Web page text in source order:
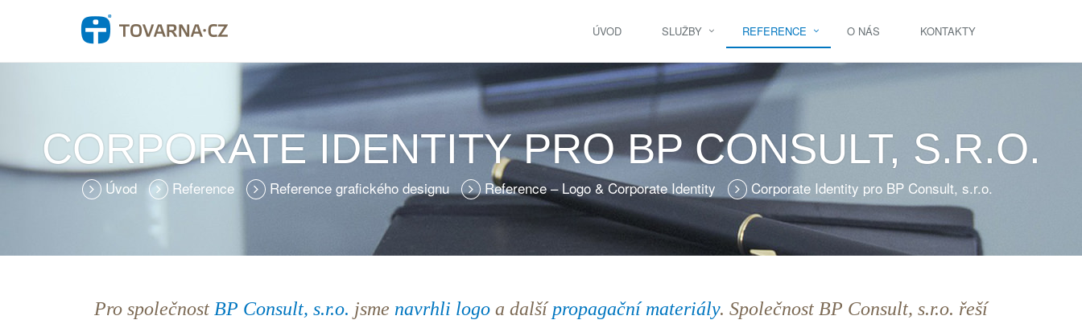
ÚVOD SLUŽBY REFERENCE O NÁS KONTAKTY
CORPORATE IDENTITY PRO BP CONSULT, S.R.O.
Úvod Reference Reference grafického designu Reference – Logo & Corporate Identity Corporate Identity pro BP Consult, s.r.o.
Pro společnost BP Consult, s.r.o. jsme navrhli logo a dalšípropagační materiály. Společnost BP Consult, s.r.o. řeší